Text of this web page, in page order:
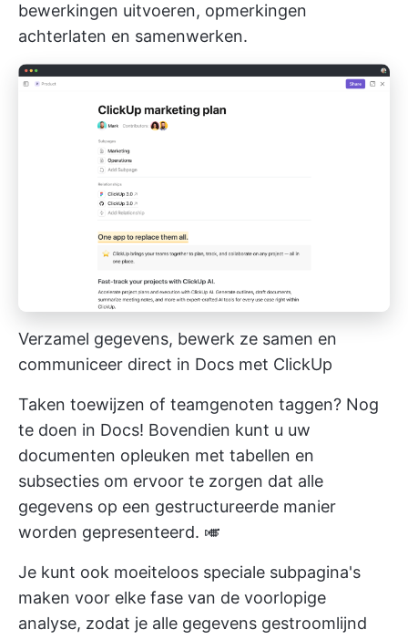
bewerkingen uitvoeren, opmerkingen
achterlaten en samenwerken.
Verzamel gegevens, bewerk ze samen en
communiceer direct in Docs met ClickUp
Taken toewijzen of teamgenoten taggen? Nog
te doen in Docs! Bovendien kunt u uw
documenten opleuken met tabellen en
subsecties om ervoor te zorgen dat alle
gegevens op een gestructureerde manier
worden gepresenteerd. 🎺
Je kunt ook moeiteloos speciale subpagina's
maken voor elke fase van de voorlopige
analyse, zodat je alle gegevens gestroomlijnd